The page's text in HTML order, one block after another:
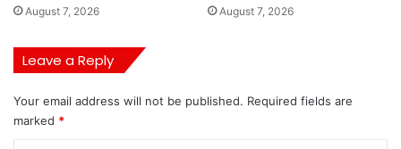
August 7, 2026 August 7, 2026
Leave a Reply
Your email address will not be published. Required fields are
marked *